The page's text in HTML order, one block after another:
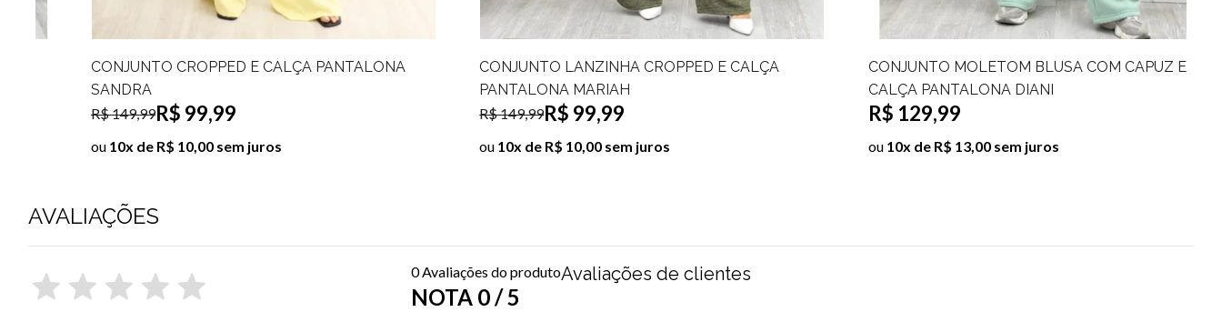
CONJUNTO LANZINHA CROPPED E CALÇA
PANTALONA MARIAH
R$ 149,99R$ 99,99
10x de R$ 10,00 sem juros
CONJUNTO MOLETOM BLUSA COM CAPUZ E
CALÇA PANTALONA DIANI
R$ 129,99
10x de R$ 13,00 sem juros
CONJUNTO MOLETOM E CALÇA PANTALONA
GRACIELE
R$ 129,99
10x de R$ 13,00 sem juros
AVALIAÇÕES
0 Avaliações do produto
NOTA 0 / 5
Avaliações de clientes